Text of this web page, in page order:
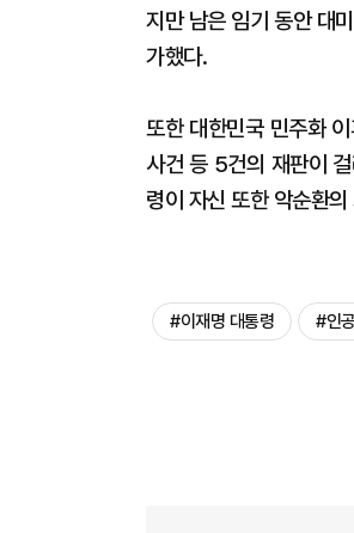
지만 남은 임기 동안 대
가했다.
또한 대한민국 민주화
사건 등 5건의 재판이
령이 자신 또한 악순환
#이재명 대통령 #인